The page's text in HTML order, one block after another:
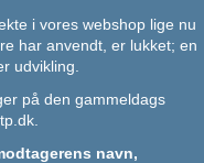
i vores webshop lige nu
har anvendt, er lukket; en
udvikling.
på den gammeldags
.
navn,